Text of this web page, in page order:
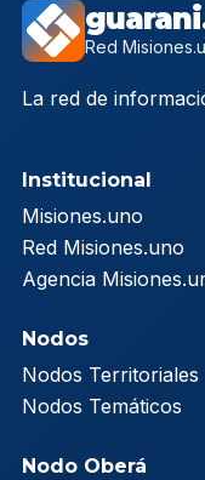
Red
La red de
Institucional
Misiones.uno
Red Misiones.uno
Agencia
Nodos
Nodos Territoriales
Nodos Temáticos
Nodo Oberá